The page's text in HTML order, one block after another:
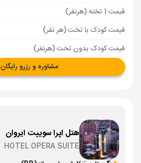
قیمت 1 تخته (هرنفر)
قیمت کودک با تخت (هر نفر)
قیمت کودک بدون تخت (هرنفر)
مشاوره و رزرو رایگان
هتل اپرا سوییت ایروان
HOTEL OPERA SUITE